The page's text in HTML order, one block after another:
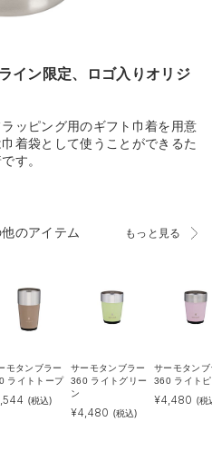
イン限定、ロゴ入りオリジ
ッピング用のギフト巾着を用意
着袋として使うことができるた
す。
のアイテム もっと見る
モタンブラー
ライトトープ
(税込)
サーモタンブラー
360 ライトグリー
ン
¥4,480 (税込)
サーモタンブ
360 ライト
¥4,480 (税